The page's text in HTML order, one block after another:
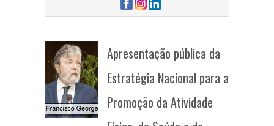
Apresentação pública da
Estratégia Nacional para a
Promoção da Atividade